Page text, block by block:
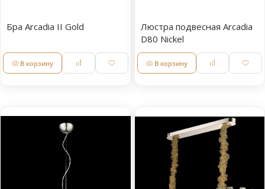
Бра Arcadia II Gold
В корзину
Люстра подвесная Arcadia
D80 Nickel
В корзину